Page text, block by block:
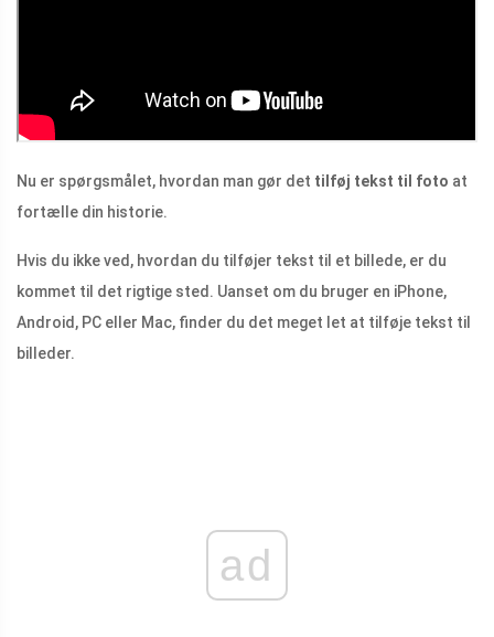
Nu er spørgsmålet, hvordan man gør det tilføj tekst til foto at
fortælle din historie.
Hvis du ikke ved, hvordan du tilføjer tekst til et billede, er du
kommet til det rigtige sted. Uanset om du bruger en iPhone,
Android, PC eller Mac, finder du det meget let at tilføje tekst til
billeder.
ad